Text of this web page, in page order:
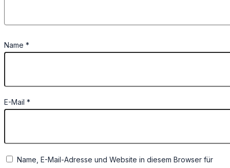
Name *
E-Mail *
Name, E-Mail-Adresse und Website in diesem Browser für